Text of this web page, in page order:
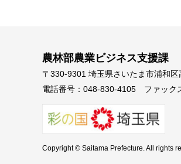
農林部農業ビジネス支援課
〒330-9301 埼玉県さいたま市浦和
電話番号：048-830-4105 ファック
Copyright © Saitama Prefecture. All rights